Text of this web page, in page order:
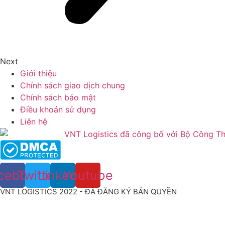
Next
Giới thiệu
Chính sách giao dịch chung
Chính sách bảo mật
Điều khoản sử dụng
Liên hệ
TwitterLinkedinYoutube
VNT LOGISTICS 2022 - ĐÃ ĐĂNG KÝ BẢN QUYỀN